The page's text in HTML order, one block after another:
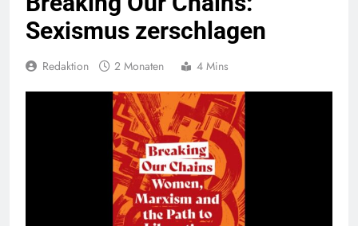
Sexismus zerschlagen
Redaktion 2 Monaten 4 Mins